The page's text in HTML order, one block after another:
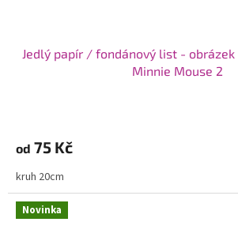
Jedlý papír / fondánový list -
Minnie Mouse 2
od 75 Kč
kruh 20cm
Novinka